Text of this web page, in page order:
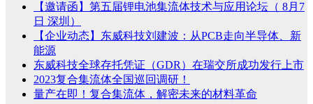
【邀请函】第五届锂电池集流体技术与应用论坛（ 8月7
日 深圳）
【企业动态】东威科技刘建波：从PCB走向半导体、新
能源
东威科技全球存托凭证（GDR）在瑞交所成功发行上市
2023复合集流体全国巡回调研！
量产在即！复合集流体，解密未来的材料革命